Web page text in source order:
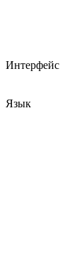
Интерфейс
Язык